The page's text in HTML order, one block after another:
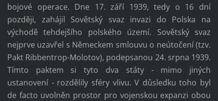
bojové operace. Dne 17. září 1939, tedy o 16 dní
později, zahájil Sovětský svaz invazi do Polska na
východě tehdejšího polského území. Sovětský svaz
nejprve uzavřel s Německem smlouvu o neútočení (tzv.
Pakt Ribbentrop-Molotov), podepsanou 24. srpna 1939.
Tímto paktem si tyto dva státy - mimo jiných
ustanovení - rozdělily sféry vlivu. V důsledku toho byl
de facto uvolněn prostor pro vojenskou expanzi obou